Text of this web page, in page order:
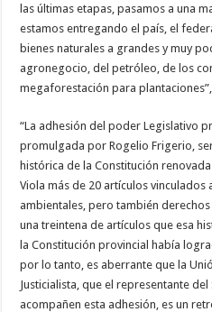
las últimas etapas, pasamos a una
estamos entregando el país, el
bienes naturales a grandes y muy
agronegocio, del petróleo, de los
megaforestación para
“La adhesión del poder Legislativo
promulgada por Rogelio Frigerio,
histórica de la Constitución
Viola más de 20 artículos
ambientales, pero también
una treintena de artículos que esa
la Constitución provincial había
por lo tanto, es aberrante que la
Justicialista, que el representante
acompañen esta adhesión, es un